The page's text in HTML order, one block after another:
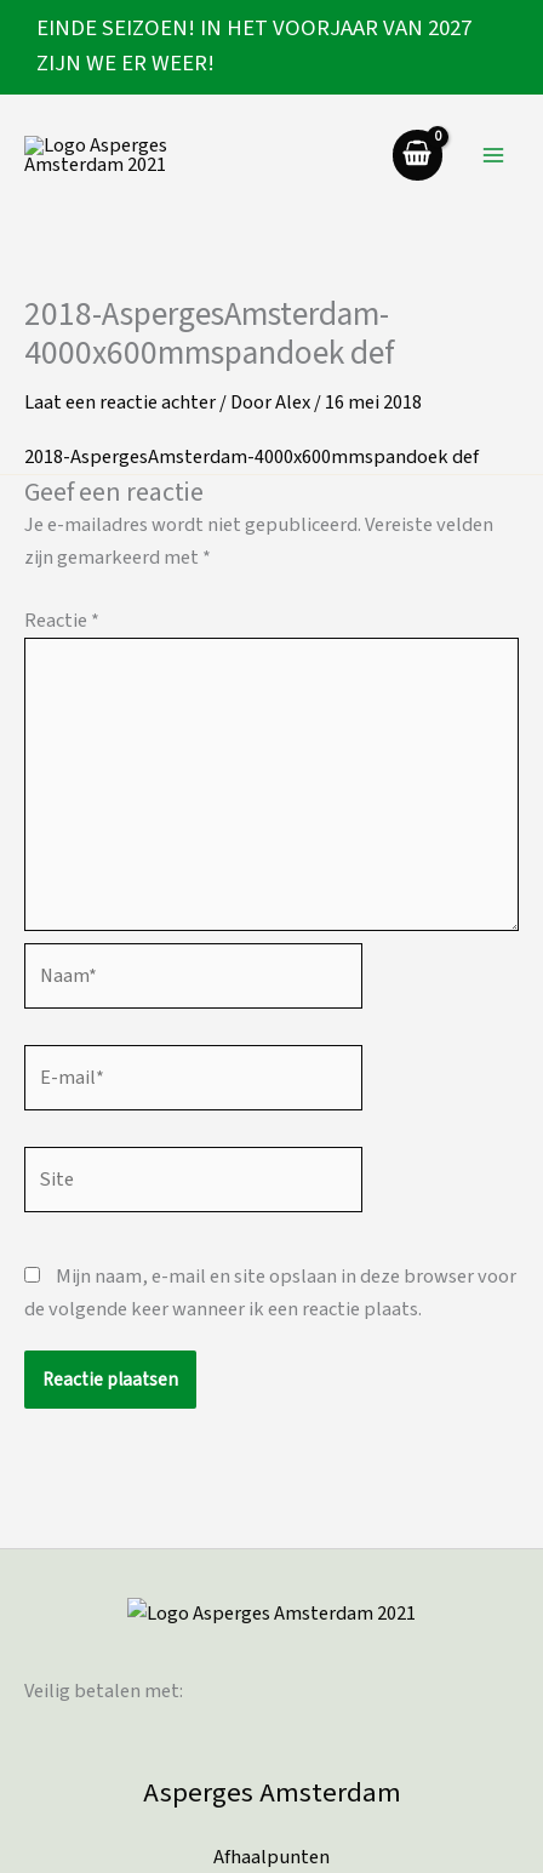
EINDE SEIZOEN! IN HET VOORJAAR VAN 2027
ZIJN WE ER WEER!
2018-AspergesAmsterdam-
4000x600mmspandoek def
Laat een reactie achter/ DoorAlex/16 mei 2018
2018-AspergesAmsterdam-4000x600mmspandoek def
Geef een reactie
Je e-mailadres wordt niet gepubliceerd.Vereiste velden
zijn gemarkeerd met *
Reactie *
mail*
Mijn naam, e-mail en site opslaan in deze browser voor
de volgende keer wanneer ik een reactie plaats.
Veilig betalen met:
Asperges Amsterdam
Afhaalpunten